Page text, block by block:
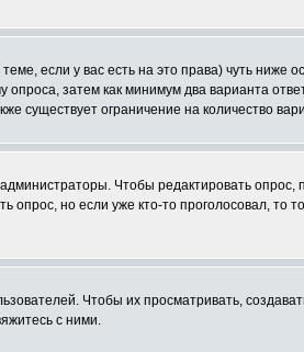
если у вас есть на это права) чуть
затем как минимум два варианта
существует ограничение на количество
Чтобы редактировать
опрос, но если уже кто-то проголосовал,
Чтобы их просматривать,
с ними.